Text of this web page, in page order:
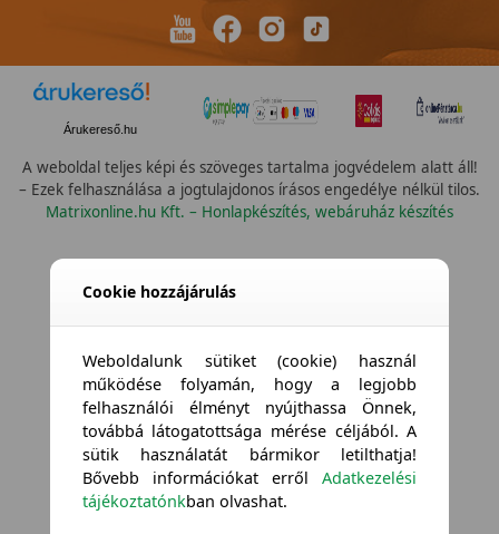
Árukereső.hu
A weboldal teljes képi és szöveges tartalma jogvédelem alatt áll!
– Ezek felhasználása a jogtulajdonos írásos engedélye nélkül tilos.
Matrixonline.hu Kft. – Honlapkészítés, webáruház készítés
Cookie hozzájárulás
Weboldalunk sütiket (cookie) használ
működése folyamán, hogy a legjobb
felhasználói élményt nyújthassa Önnek,
továbbá látogatottsága mérése céljából. A
sütik használatát bármikor letilthatja!
Bővebb információkat errőlAdatkezelési
tájékoztatónkban olvashat.
Összes vízállóság